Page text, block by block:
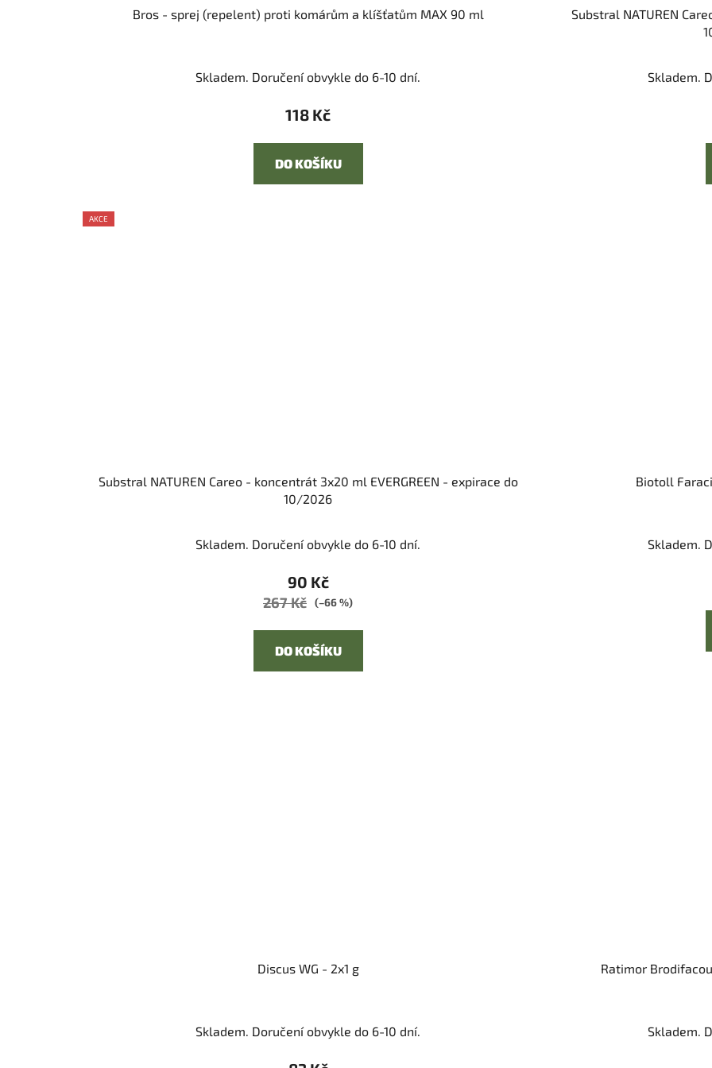
Bros - sprej (repelent) proti komárům a klíšťatům MAX 90 ml
Skladem. Doručení obvykle do 6-10 dní.
118 Kč
DO KOŠÍKU
Substral NATUREN
Skladem.
AKCE
Substral NATUREN Careo - koncentrát 3x20 ml EVERGREEN - expirace do
10/2026
Skladem. Doručení obvykle do 6-10 dní.
90 Kč
267 Kč (–66 %)
DO KOŠÍKU
Biotoll
Skladem.
Discus WG - 2x1 g
Skladem. Doručení obvykle do 6-10 dní.
Ratimor
Skladem.